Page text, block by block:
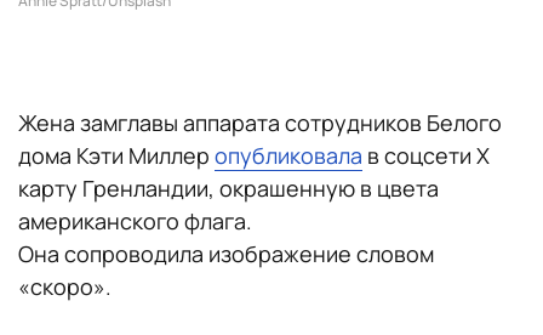
Жена замглавы аппарата сотрудников Белого
дома Кэти Миллер опубликовала в соцсети X
карту Гренландии, окрашенную в цвета
американского флага.
Она сопроводила изображение словом
«скоро».